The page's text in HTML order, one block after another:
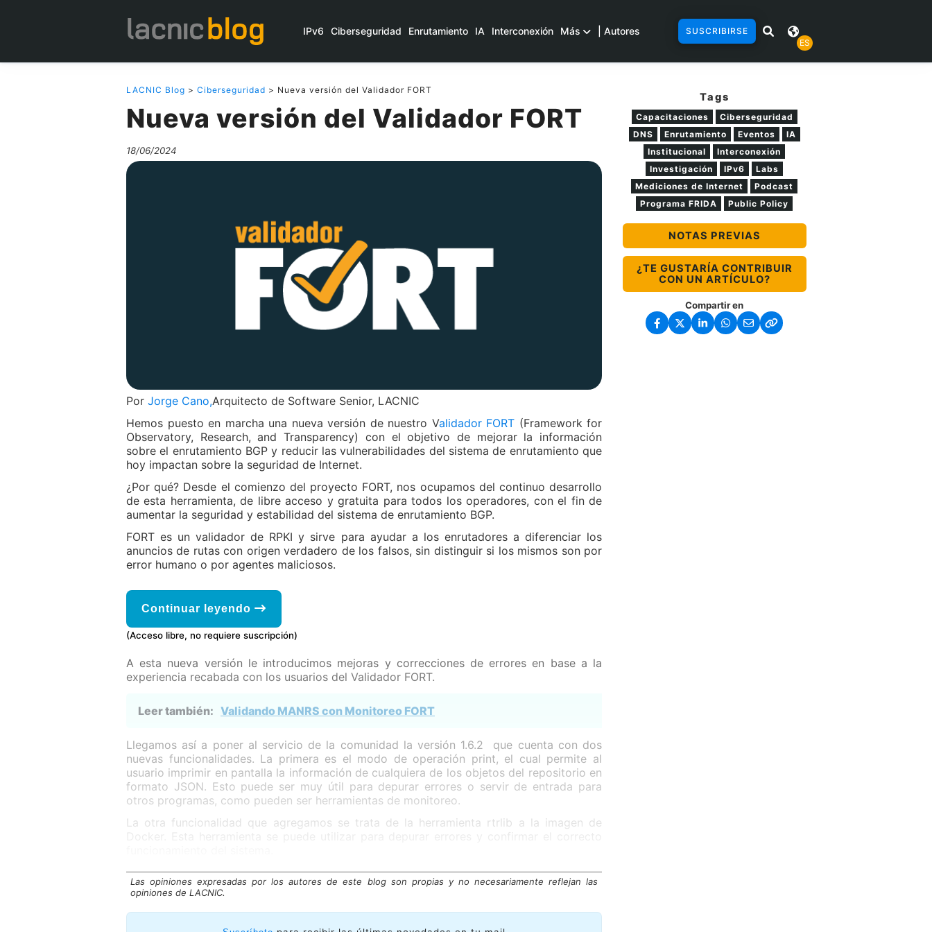
IPv6 Ciberseguridad Enrutamiento IA Interconexión Más | Autores
SUSCRIBIRSE
ES
LACNIC Blog > Ciberseguridad > Nueva versión del Validador FORT
Nueva versión del Validador FORT
18/06/2024
Por Jorge Cano,Arquitecto de Software Senior, LACNIC
Hemos puesto en marcha una nueva versión de nuestro Validador FORT (Framework for
Observatory, Research, and Transparency) con el objetivo de mejorar la información
sobre el enrutamiento BGP y reducir las vulnerabilidades del sistema de enrutamiento que
hoy impactan sobre la seguridad de Internet.
¿Por qué? Desde el comienzo del proyecto FORT, nos ocupamos del continuo desarrollo
de esta herramienta, de libre acceso y gratuita para todos los operadores, con el fin de
aumentar la seguridad y estabilidad del sistema de enrutamiento BGP.
FORT es un validador de RPKI y sirve para ayudar a los enrutadores a diferenciar los
anuncios de rutas con origen verdadero de los falsos, sin distinguir si los mismos son por
error humano o por agentes maliciosos.
Continuar leyendo
(Acceso libre, no requiere suscripción)
A esta nueva versión le introducimos mejoras y correcciones de errores en base a la
experiencia recabada con los usuarios del Validador FORT.
Leer también: Validando MANRS con Monitoreo FORT
Llegamos así a poner al servicio de la comunidad la versión 1.6.2 que cuenta con dos
nuevas funcionalidades. La primera es el modo de operación print, el cual permite al
usuario imprimir en pantalla la información de cualquiera de los objetos del repositorio en
formato JSON. Esto puede ser muy útil para depurar errores o servir de entrada para
otros programas, como pueden ser herramientas de monitoreo.
La otra funcionalidad que agregamos se trata de la herramienta rtrlib a la imagen de
Las opiniones expresadas por los autores de este blog son propias y no necesariamente reflejan las
opiniones de LACNIC.
Tags
Capacitaciones
Ciberseguridad
DNS
Enrutamiento Eventos
IA
Institucional
Interconexión
Investigación
IPv6
Labs
Mediciones de Internet
Podcast
Programa FRIDA
Public Policy
NOTAS PREVIAS
¿TE GUSTARÍA CONTRIBUIR
CON UN ARTÍCULO?
Compartir en